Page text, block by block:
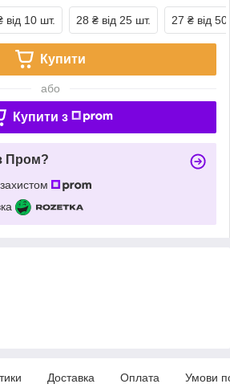
від 10 шт. 28 ₴ від 25 шт. 27 ₴ від
Купити
або
Купити з
Пром?
Доставка Оплата Умови